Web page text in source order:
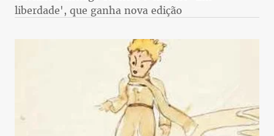
liberdade', que ganha nova edição